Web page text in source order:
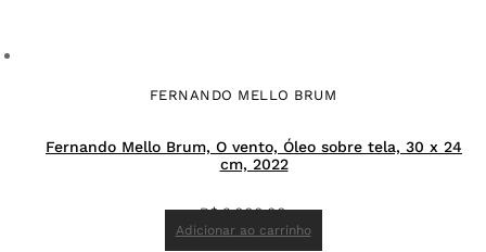
FERNANDO MELLO BRUM
Fernando Mello Brum, O vento, Óleo sobre tela, 30 x 24
cm, 2022
R$3.000,00
Adicionar ao carrinho